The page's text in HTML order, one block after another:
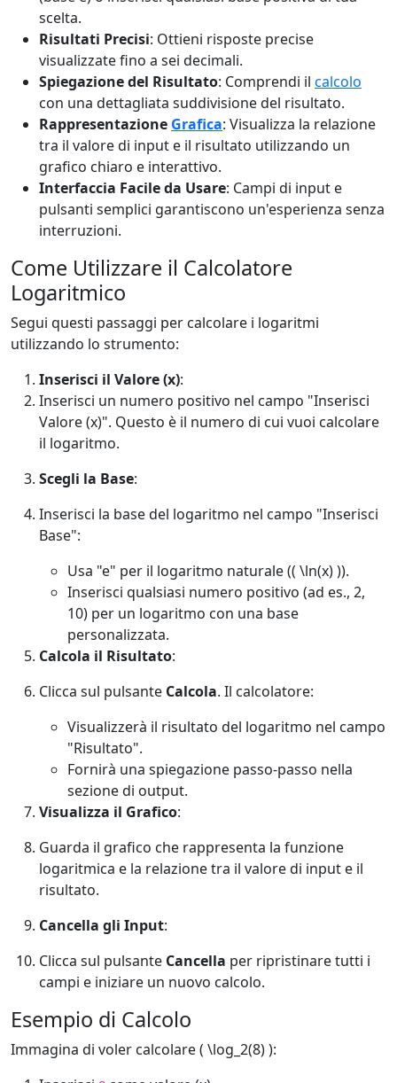
scelta.
Risultati Precisi: Ottieni risposte precise
visualizzate fino a sei decimali.
Spiegazione del Risultato: Comprendi il calcolo
con una dettagliata suddivisione del risultato.
Rappresentazione Grafica: Visualizza la relazione
tra il valore di input e il risultato utilizzando un
grafico chiaro e interattivo.
Interfaccia Facile da Usare: Campi di input e
pulsanti semplici garantiscono un'esperienza senza
interruzioni.
Come Utilizzare il Calcolatore
Logaritmico
Segui questi passaggi per calcolare i logaritmi
utilizzando lo strumento:
Inserisci il Valore (x):
Inserisci un numero positivo nel campo "Inserisci
Valore (x)". Questo è il numero di cui vuoi calcolare
il logaritmo.
Scegli la Base:
Inserisci la base del logaritmo nel campo "Inserisci
Base":
Usa "e" per il logaritmo naturale (( \ln(x) )).
Inserisci qualsiasi numero positivo (ad es., 2,
10) per un logaritmo con una base
personalizzata.
Calcola il Risultato:
Clicca sul pulsante Calcola. Il calcolatore:
Visualizzerà il risultato del logaritmo nel campo
"Risultato".
Fornirà una spiegazione passo-passo nella
sezione di output.
Visualizza il Grafico:
Guarda il grafico che rappresenta la funzione
logaritmica e la relazione tra il valore di input e il
risultato.
Cancella gli Input:
Clicca sul pulsante Cancella per ripristinare tutti i
campi e iniziare un nuovo calcolo.
Esempio di Calcolo
Immagina di voler calcolare ( \log_2(8) ):